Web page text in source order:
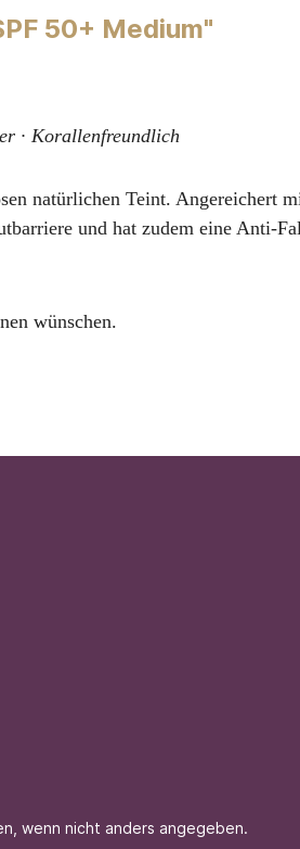
50+ Medium"
· Korallenfreundlich
natürlichen Teint. Angereichert
und hat zudem eine Anti-
wünschen.
wenn nicht anders angegeben.